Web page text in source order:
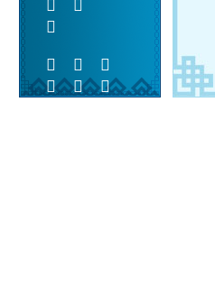
  